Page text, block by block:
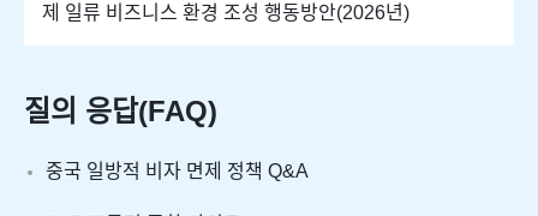
제 일류 비즈니스 환경 조성 행동방안(2026년)
질의 응답(FAQ)
중국 일방적 비자 면제 정책 Q&A